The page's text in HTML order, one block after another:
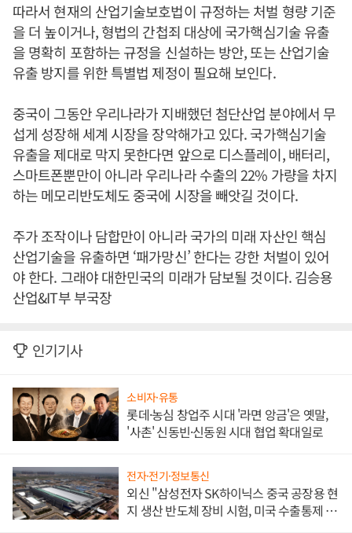
따라서 현재의 산업기술보호법이 규정하는 처벌 형량 기준
을 더 높이거나, 형법의 간첩죄 대상에 국가핵심기술 유출
을 명확히 포함하는 규정을 신설하는 방안, 또는 산업기술
유출 방지를 위한 특별법 제정이 필요해 보인다.
중국이 그동안 우리나라가 지배했던 첨단산업 분야에서 무
섭게 성장해 세계 시장을 장악해가고 있다. 국가핵심기술
유출을 제대로 막지 못한다면 앞으로 디스플레이, 배터리,
스마트폰뿐만이 아니라 우리나라 수출의 22% 가량을 차지
하는 메모리반도체도 중국에 시장을 빼앗길 것이다.
주가 조작이나 담합만이 아니라 국가의 미래 자산인 핵심
산업기술을 유출하면 ‘패가망신’ 한다는 강한 처벌이 있어
야 한다. 그래야 대한민국의 미래가 담보될 것이다. 김승용
산업&IT부 부국장
인기기사
소비자·유통
롯데·농심 창업주 시대 '라면 앙금'은 옛말,
'사촌' 신동빈·신동원 시대 협업 확대일로
전자·전기·정보통신
외신 "삼성전자 SK하이닉스 중국 공장용 현
지 생산 반도체 장비 시험, 미국 수출통제 대